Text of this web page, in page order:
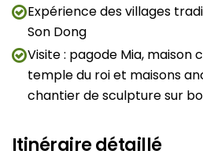
Expérience des villages
Son Dong
Visite : pagode Mia, maison
temple du roi et maisons
chantier de sculpture sur
Itinéraire détaillé